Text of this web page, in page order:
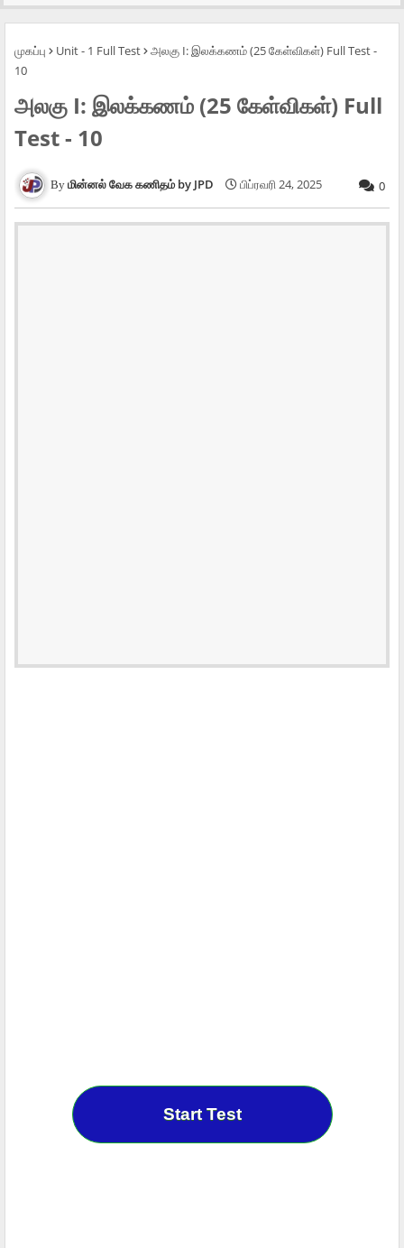
முகப்பு Unit - 1 Full Test
அலகு I: இலக்கணம் (25 கேள்விகள்) Full Test -
10
அலகு I: இலக்கணம் (25 கேள்விகள்) Full
Test - 10
மின்னல் வேக கணிதம் by JPD பிப்ரவரி 24, 2025 0
Start Test